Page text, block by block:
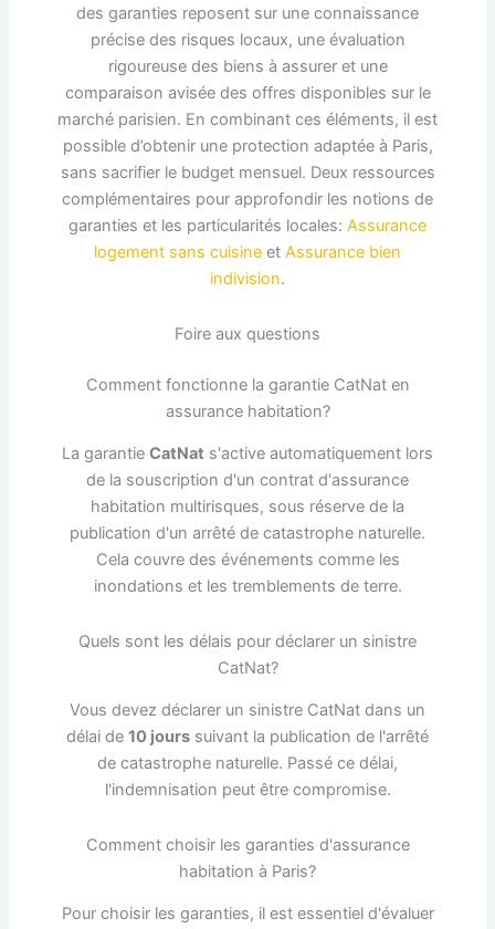
des garanties reposent sur une connaissance
précise des risques locaux, une évaluation
rigoureuse des biens à assurer et une
comparaison avisée des offres disponibles sur le
marché parisien. En combinant ces éléments, il est
possible d’obtenir une protection adaptée à Paris,
sans sacrifier le budget mensuel. Deux ressources
complémentaires pour approfondir les notions de
garanties et les particularités locales: Assurance
logement sans cuisine et Assurance bien
indivision.
Foire aux questions
Comment fonctionne la garantie CatNat en
assurance habitation?
La garantie CatNat s'active automatiquement lors
de la souscription d'un contrat d'assurance
habitation multirisques, sous réserve de la
publication d'un arrêté de catastrophe naturelle.
Cela couvre des événements comme les
inondations et les tremblements de terre.
Quels sont les délais pour déclarer un sinistre
CatNat?
Vous devez déclarer un sinistre CatNat dans un
délai de 10 jours suivant la publication de l'arrêté
de catastrophe naturelle. Passé ce délai,
l'indemnisation peut être compromise.
Comment choisir les garanties d'assurance
habitation à Paris?
Pour choisir les garanties, il est essentiel d'évaluer